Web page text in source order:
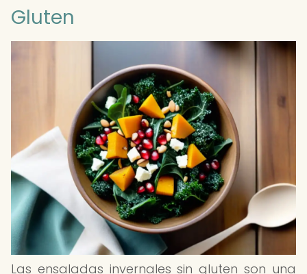
Gluten
Las ensaladas invernales sin gluten son una